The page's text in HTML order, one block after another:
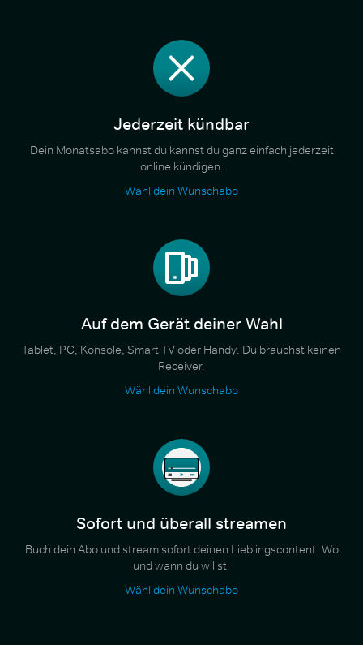
Jederzeit kündbar
Dein Monatsabo kannst du kannst du ganz einfach jederzeit
online kündigen.
Wähl dein Wunschabo
Auf dem Gerät deiner Wahl
Tablet, PC, Konsole, Smart TV oder Handy. Du brauchst keinen
Receiver.
Wähl dein Wunschabo
Sofort und überall streamen
Buch dein Abo und stream sofort deinen Lieblingscontent. Wo
und wann du willst.
Wähl dein Wunschabo